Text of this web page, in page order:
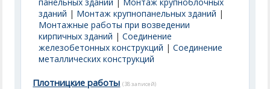
зданий | Монтаж крупнопанельных зданий |
Монтажные работы при возведении
кирпичных зданий |Соединение
железобетонных конструкций |Соединение
металлических конструкций
Плотницкие работы (38 записей)